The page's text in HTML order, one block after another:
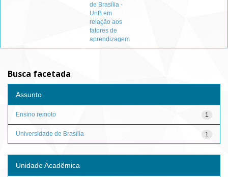
de Brasília -
UnB em
relação aos
fatores de
aprendizagem
Busca facetada
Assunto
1
Ensino remoto
1
Universidade de Brasília
Unidade Acadêmica